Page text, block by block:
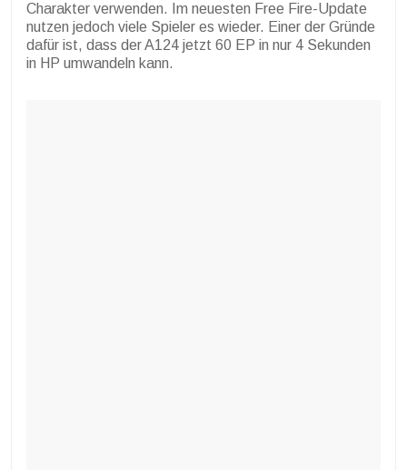
Charakter verwenden. Im neuesten Free Fire-Update
nutzen jedoch viele Spieler es wieder. Einer der Gründe
dafür ist, dass der A124 jetzt 60 EP in nur 4 Sekunden
in HP umwandeln kann.